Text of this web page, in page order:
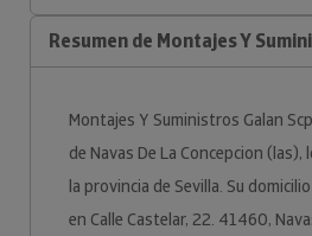
Resumen de Montajes Y
Montajes Y Suministros Galan
de Navas De La Concepcion (las),
la provincia de Sevilla. Su
en Calle Castelar, 22. 41460,